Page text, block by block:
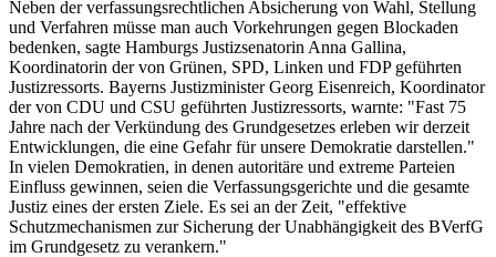
Neben der verfassungsrechtlichen Absicherung von Wahl, Stellung
und Verfahren müsse man auch Vorkehrungen gegen Blockaden
bedenken, sagte Hamburgs Justizsenatorin Anna Gallina,
Koordinatorin der von Grünen, SPD, Linken und FDP geführten
Justizressorts. Bayerns Justizminister Georg Eisenreich, Koordinator
der von CDU und CSU geführten Justizressorts, warnte: "Fast 75
Jahre nach der Verkündung des Grundgesetzes erleben wir derzeit
Entwicklungen, die eine Gefahr für unsere Demokratie darstellen."
In vielen Demokratien, in denen autoritäre und extreme Parteien
Einfluss gewinnen, seien die Verfassungsgerichte und die gesamte
Justiz eines der ersten Ziele. Es sei an der Zeit, "effektive
Schutzmechanismen zur Sicherung der Unabhängigkeit des BVerfG
im Grundgesetz zu verankern."